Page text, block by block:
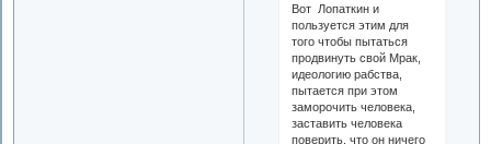
Вот Лопаткин и
пользуется этим для
того чтобы пытаться
продвинуть свой Мрак,
идеологию рабства,
пытается при этом
заморочить человека,
заставить человека
поверить, что он ничего